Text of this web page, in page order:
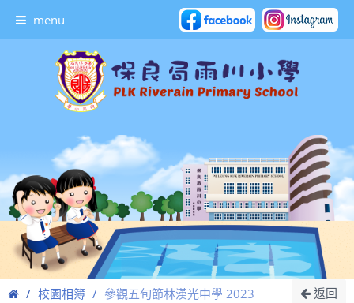
menu
校園相簿 參觀五旬節林漢光中學 2023 返回